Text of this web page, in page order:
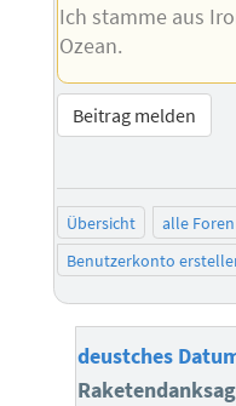
Ich stamme aus
Ozean.
Beitrag melden
Übersicht alle Foren
Benutzerkonto
deustches